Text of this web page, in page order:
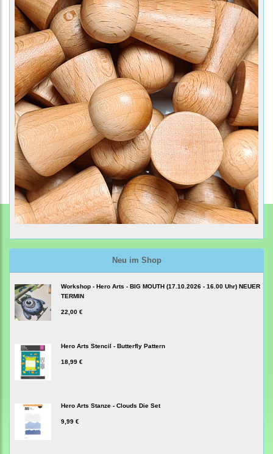
Neu im Shop
Workshop - Hero Arts - BIG MOUTH (17.10.2026 - 16.00 Uhr) NEUER
TERMIN
22,00 €
Hero Arts Stencil - Butterfly Pattern
18,99 €
Hero Arts Stanze - Clouds Die Set
9,99 €